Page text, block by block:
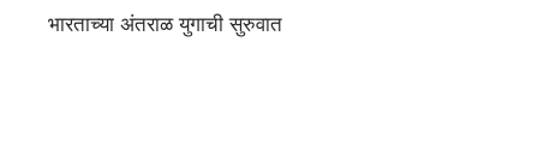
भारताच्या अंतराळ युगाची सुरुवात